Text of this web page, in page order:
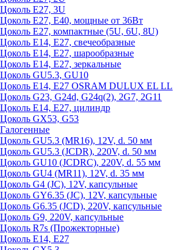
Цоколь Е27, 3U
Цоколь Е27, Е40, мощные от 36Вт
Цоколь Е27, компактные (5U, 6U, 8U)
Цоколь Е14, Е27, свечеобразные
Цоколь Е14, Е27, шарообразные
Цоколь Е14, Е27, зеркальные
Цоколь GU5.3, GU10
Цоколь Е14, Е27 OSRAM DULUX EL LL
Цоколь G23, G24d, G24q(2), 2G7, 2G11
Цоколь Е14, Е27, цилиндр
Цоколь GX53, G53
Галогенные
Цоколь GU5.3 (MR16), 12V, d. 50 мм
Цоколь GU5.3 (JCDR), 220V, d. 50 мм
Цоколь GU10 (JCDRC), 220V, d. 55 мм
Цоколь GU4 (MR11), 12V, d. 35 мм
Цоколь G4 (JC), 12V, капсульные
Цоколь GY6.35 (JC), 12V, капсульные
Цоколь G6.35 (JCD), 220V, капсульные
Цоколь G9, 220V, капсульные
Цоколь R7s (Прожекторные)
Цоколь E14, E27